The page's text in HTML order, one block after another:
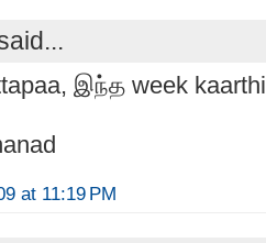
இந்த week
at 11:19 PM